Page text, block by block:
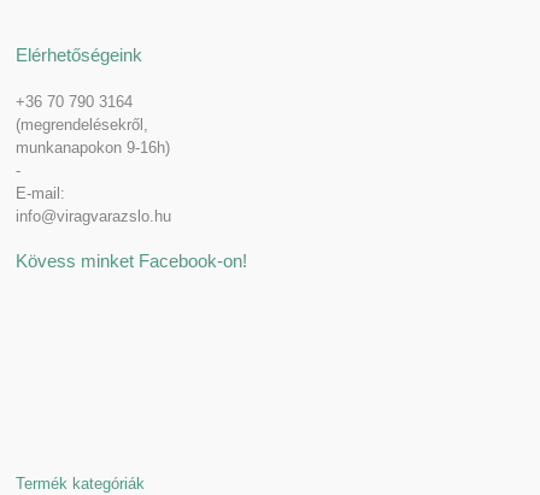
Elérhetőségeink
+36 70 790 3164
(megrendelésekről,
munkanapokon 9-16h)
-
E-mail:
info@viragvarazslo.hu
Kövess minket Facebook-on!
Termék kategóriák